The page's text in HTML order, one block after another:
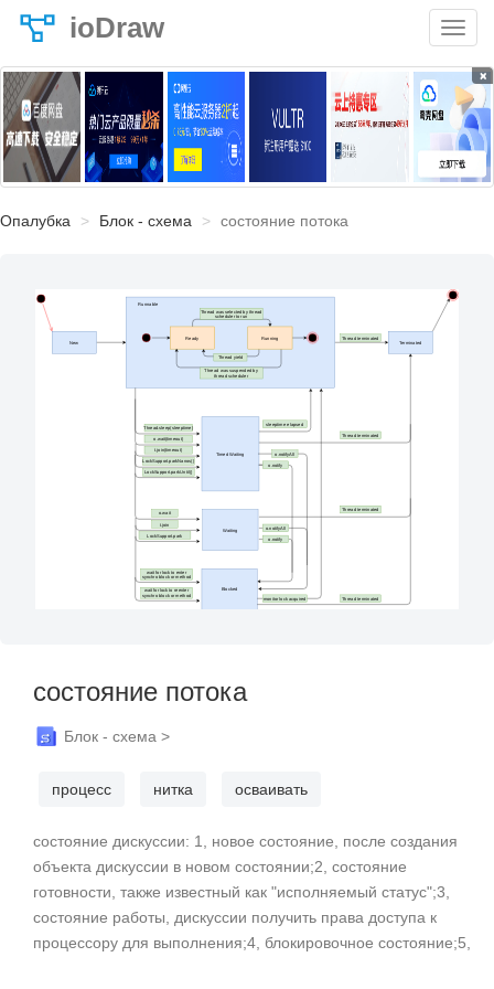
ioDraw
×
Опалубка Блок - схема состояние потока
состояние потока
Блок - схема >
процесс нитка осваивать
состояние дискуссии: 1, новое состояние, после создания
объекта дискуссии в новом состоянии;2, состояние
готовности, также известный как "исполняемый статус";3,
состояние работы, дискуссии получить права доступа к
процессору для выполнения;4, блокировочное состояние;5,